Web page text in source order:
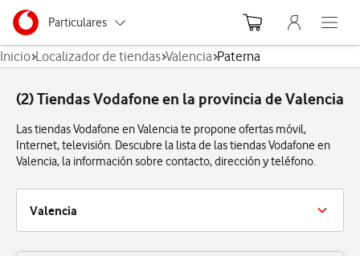
Ir a la pagina principal de vodafone.es
Menu navegación Segmento
Particulares
Autónomos
Pymes
Grandes empresas
y AA.PP.
Menu
Abre el
Inicio Localizador de tiendas Valencia Paterna
(2) Tiendas Vodafone en la provincia de Valencia
Las tiendas Vodafone en Valencia te propone ofertas móvil,
Internet, televisión. Descubre la lista de las tiendas Vodafone en
Valencia, la información sobre contacto, dirección y teléfono.
Valencia
Alboraya